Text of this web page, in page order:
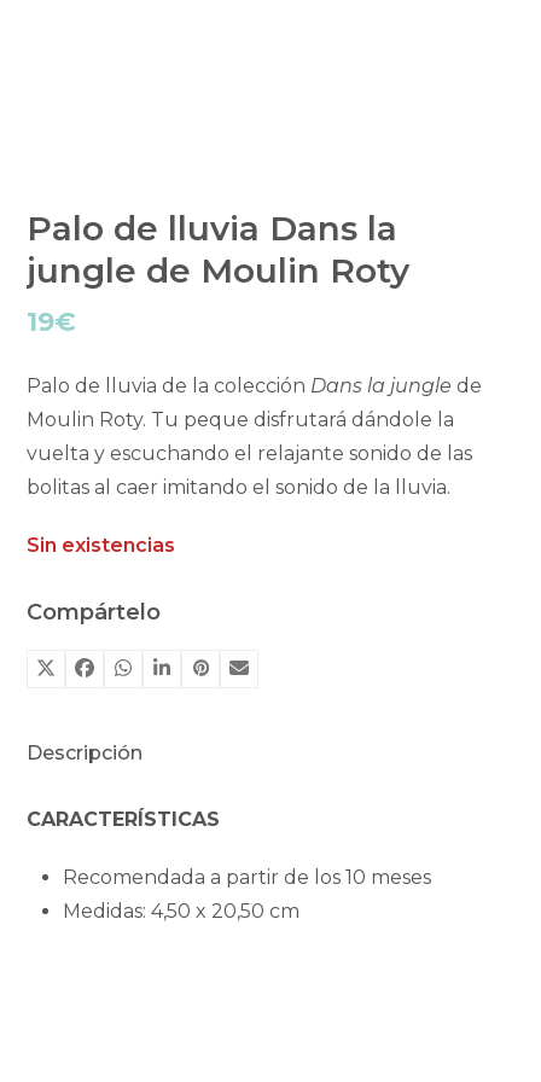
Palo de lluvia Dans la
jungle de Moulin Roty
19€
Palo de lluvia de la colección Dans la junglede
Moulin Roty. Tu peque disfrutará dándole la
vuelta y escuchando el relajante sonido de las
bolitas al caer imitando el sonido de la lluvia.
Sin existencias
Compártelo
Descripción
CARACTERÍSTICAS
Recomendada a partir de los 10 meses
Medidas: 4,50 x 20,50 cm